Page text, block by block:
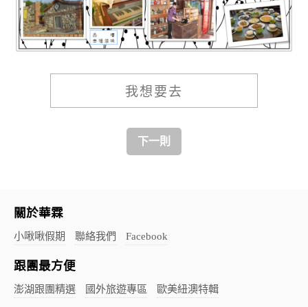
我想要去
下一則
關於華霖
小啾啾假期 聯絡我們 Facebook
跟團最方便
澎湖跟團精選 國外旅遊專區 歐美紐澳特輯